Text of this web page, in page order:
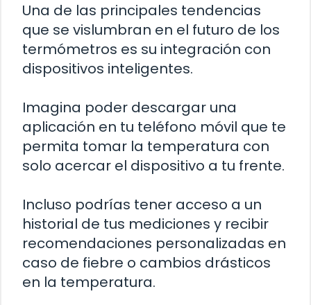
Una de las principales tendencias
que se vislumbran en el futuro de los
termómetros es su integración con
dispositivos inteligentes.
Imagina poder descargar una
aplicación en tu teléfono móvil que te
permita tomar la temperatura con
solo acercar el dispositivo a tu frente.
Incluso podrías tener acceso a un
historial de tus mediciones y recibir
recomendaciones personalizadas en
caso de fiebre o cambios drásticos
en la temperatura.